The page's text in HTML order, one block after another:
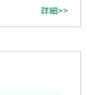
詳細>>